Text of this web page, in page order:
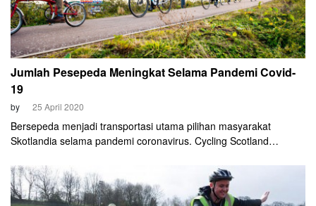
Jumlah Pesepeda Meningkat Selama Pandemi Covid-
19
by 25 April 2020
Bersepeda menjadi transportasi utama pilihan masyarakat
Skotlandia selama pandemi coronavirus. Cycling Scotland
negaranya selama pandemi ini. Di satu sisi, kecenderungan untuk
bepergian menggunakan mobil pun menurun.